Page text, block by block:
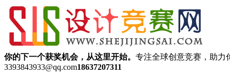
你的下一个获奖机会，从这里开始。 专注全球创意竞赛，助力
3393843933@qq.com18637207311